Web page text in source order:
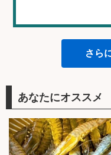
さら
あなたにオススメ